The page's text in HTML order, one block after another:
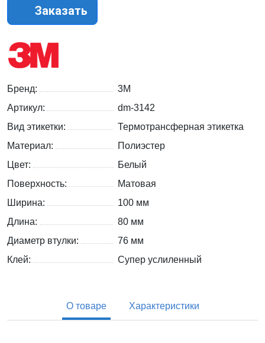
Заказать
Бренд:
3M
Артикул:
dm-3142
Вид этикетки:
Термотрансферная этикетка
Материал:
Полиэстер
Цвет:
Белый
Поверхность:
Матовая
Ширина:
100 мм
Длина:
80 мм
Диаметр втулки:
76 мм
Клей:
Супер услиленный
О товаре Характеристики